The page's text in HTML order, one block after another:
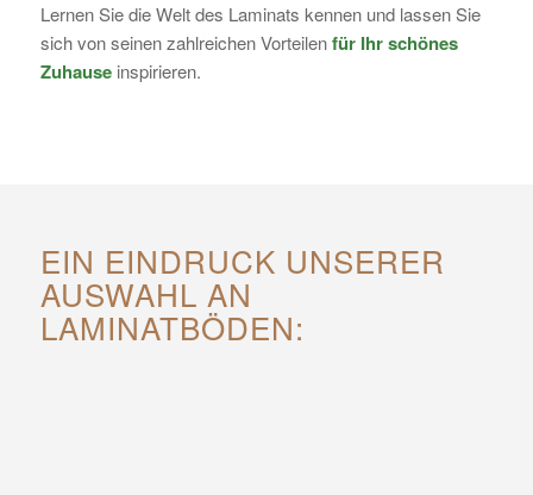
Lernen Sie die Welt des Laminats kennen und lassen Sie
sich von seinen zahlreichen Vorteilenfür Ihr schönes
Zuhauseinspirieren.
EIN EINDRUCK UNSERER
AUSWAHL AN
LAMINATBÖDEN: